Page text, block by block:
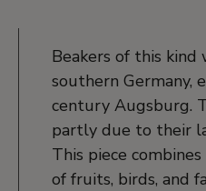
Beakers of this kind
southern Germany,
century Augsburg.
partly due to their
This piece
of fruits, birds, and